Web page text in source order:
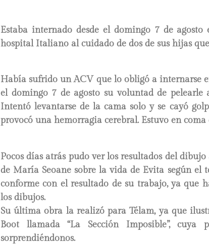
Estaba internado desde el domingo 7 de
hospital Italiano al cuidado de dos de sus hijas
Había sufrido un ACV que lo obligó a internarse
el domingo 7 de agosto su voluntad de
Intentó levantarse de la cama solo y se cayó
provocó una hemorragia cerebral. Estuvo en coma
Pocos días atrás pudo ver los resultados del
de María Seoane sobre la vida de Evita según el
conforme con el resultado de su trabajo, ya que
los dibujos.
Su última obra la realizó para Télam, ya que
Boot llamada “La Sección Imposible”, cuya
sorprendiéndonos.